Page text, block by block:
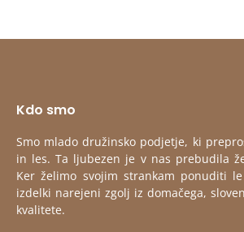
Kdo smo
Smo mlado družinsko podjetje, ki
in les. Ta ljubezen je v nas prebudila
Ker želimo svojim strankam ponuditi
izdelki narejeni zgolj iz domačega,
kvalitete.